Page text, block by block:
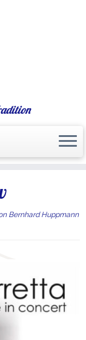
Bernhard Huppmann